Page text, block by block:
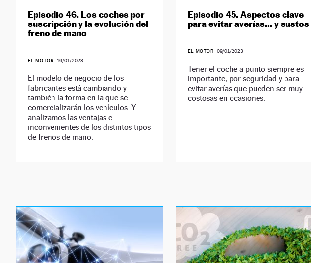
Episodio 46. Los coches por
suscripción y la evolución del
freno de mano
EL MOTOR | 16/01/2023
El modelo de negocio de los
fabricantes está cambiando y
también la forma en la que se
comercializarán los vehículos. Y
analizamos las ventajas e
inconvenientes de los distintos tipos
de frenos de mano.
Episodio 45. Aspectos clave
para evitar averías… y sustos
EL MOTOR |09/01/2023
Tener el coche a punto siempre es
importante, por seguridad y para
evitar averías que pueden ser muy
costosas en ocasiones.